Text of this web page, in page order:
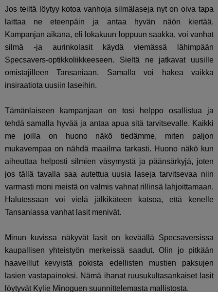
Jos teiltä löytyy kotoa vanhoja silmälaseja nyt on oiva tapa
laittaa ne eteenpäin ja antaa hyvän näön kiertää.
Kampanjan aikana, eli lokakuun loppuun saakka, voi vanhat
silmä -ja aurinkolasit käydä viemässä lähimpään
Specsavers-optikkoliikkeeseen. Sieltä ne jatkavat uusille
omistajilleen Tansaniaan. Samalla voi hakea vaikka
insiraatiota uusiin laseihin.
Tämänlaiseen kampanjaan on tosi helppo osallistua ja
tehdä samalla hyvää ja antaa apua sitä tarvitsevalle. Kaikki
me joilla on huono näkö tiedämme, miten paljon
mukavempaa on nähdä maailma tarkasti. Huono näkö kun
aiheuttaa helposti silmien väsymystä ja päänsärkyjä, joten
jos tällä tavalla saa autettua uusia laseja tarvitsevaa niin
varmasti moni meistä on valmis vahnat rillinsä lahjoittamaan.
Halutessaan voi vielä jälkikäteen katsoa, että kenelle
Tansaniassa vanhat lasit menivät.
Minun kuvissa näkyvät lasit on keväällä Specsaversissa
kaupallisen yhteistyön merkeissä saadut. Olin jo pitkään
haaveillut kevyistä pokista edellisten mustien paksujen
lasien vastapainoksi. Nämä ihanat ruusukultasankaiset lasit
löytyvät Kylie Minoguen suunnittelemasta mallistosta.